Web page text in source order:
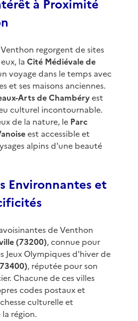
à Proximité
regorgent de sites
la Cité Médiévale de
voyage dans le temps avec
et ses maisons anciennes.
Arts de Chambéryest
culturel incontournable.
de la nature, le Parc
est accessible et
alpins d'une beauté
Environnantes et
de Venthon
(73200), connue pour
Jeux Olympiques d'hiver de
, réputée pour son
Chacune de ces villes
codes postaux et
culturelle et
région.